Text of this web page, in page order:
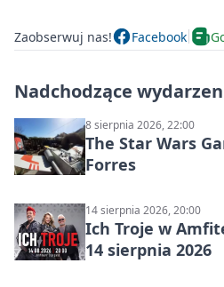
Zaobserwuj nas! Facebook
Nadchodzące
8 sierpnia 2026, 22:00
The Star Wars
Forres
14 sierpnia 2026, 20:00
Ich Troje w
14 sierpnia 2026